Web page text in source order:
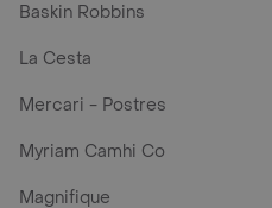
Baskin Robbins
La Cesta
Mercari - Postres
Myriam Camhi Co
Magnifique